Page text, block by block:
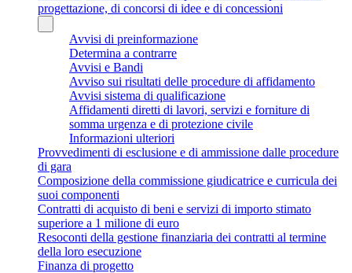
progettazione, di concorsi di idee e di concessioni
Avvisi di preinformazione
Determina a contrarre
Avvisi e Bandi
Avviso sui risultati delle procedure di affidamento
Avvisi sistema di qualificazione
Affidamenti diretti di lavori, servizi e forniture di
somma urgenza e di protezione civile
Informazioni ulteriori
Provvedimenti di esclusione e di ammissione dalle procedure
di gara
Composizione della commissione giudicatrice e curricula dei
suoi componenti
Contratti di acquisto di beni e servizi di importo stimato
superiore a 1 milione di euro
Resoconti della gestione finanziaria dei contratti al termine
della loro esecuzione
Finanza di progetto